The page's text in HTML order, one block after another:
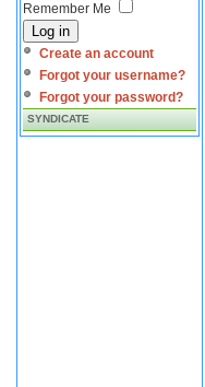
Remember Me
Log in
Create an account
Forgot your username?
Forgot your password?
SYNDICATE